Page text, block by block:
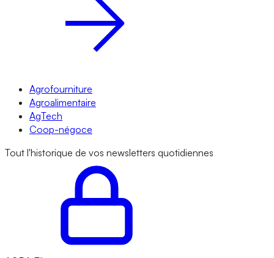
Agrofourniture
Agroalimentaire
AgTech
Coop-négoce
Tout l'historique de vos newsletters quotidiennes